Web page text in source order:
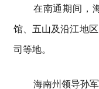
在南通期间，
馆、五山及沿江地区
司等地。
海南州领导孙